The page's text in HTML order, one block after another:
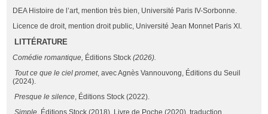
DEA Histoire de l’art, mention très bien, Université Paris IV-Sorbonne.
Licence de droit, mention droit public, Université Jean Monnet Paris XI.
LITTÉRATURE
Comédie romantique, Éditions Stock (2026).
Tout ce que le ciel promet, avec Agnès Vannouvong, Éditions du Seuil
(2024).
Presque le silence , Éditions Stock (2022).
Simple , Éditions Stock (2018), Livre de Poche (2020), traduction